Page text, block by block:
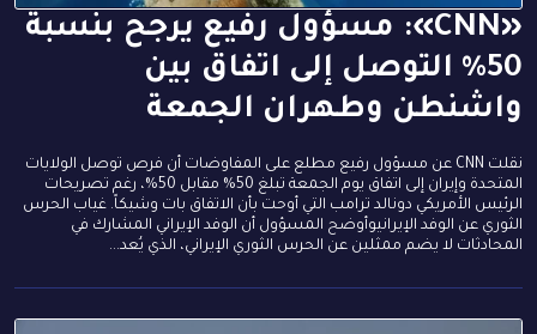
«CNN»: مسؤول رفيع يرجح بنسبة
50% التوصل إلى اتفاق بين
واشنطن وطهران الجمعة
نقلت CNN عن مسؤول رفيع مطلع على المفاوضات أن فرص توصل الولايات
المتحدة وإيران إلى اتفاق يوم الجمعة تبلغ 50% مقابل 50%، رغم تصريحات
الرئيس الأمريكي دونالد ترامب التي أوحت بأن الاتفاق بات وشيكاً. غياب الحرس
الثوري عن الوفد الإيرانيوأوضح المسؤول أن الوفد الإيراني المشارك في
المحادثات لا يضم ممثلين عن الحرس الثوري الإيراني، الذي يُعد...